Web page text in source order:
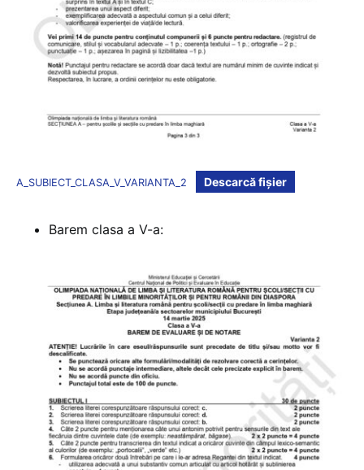
A_SUBIECT_CLASA_V_VARIANTA_2 Descarcă fișier
Barem clasa a V-a: